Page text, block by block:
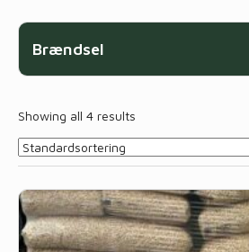
Brændsel
Showing all 4 results